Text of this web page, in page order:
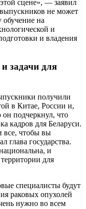
сцене», — заявил
не может
обучение на
и
и владения
задачи для
получили
в Китае, России и,
он подчеркнул, что
кадров для Беларуси.
все, чтобы вы
глава государства.
и
для
специалисты будут
раковых опухолей
нужно во всем